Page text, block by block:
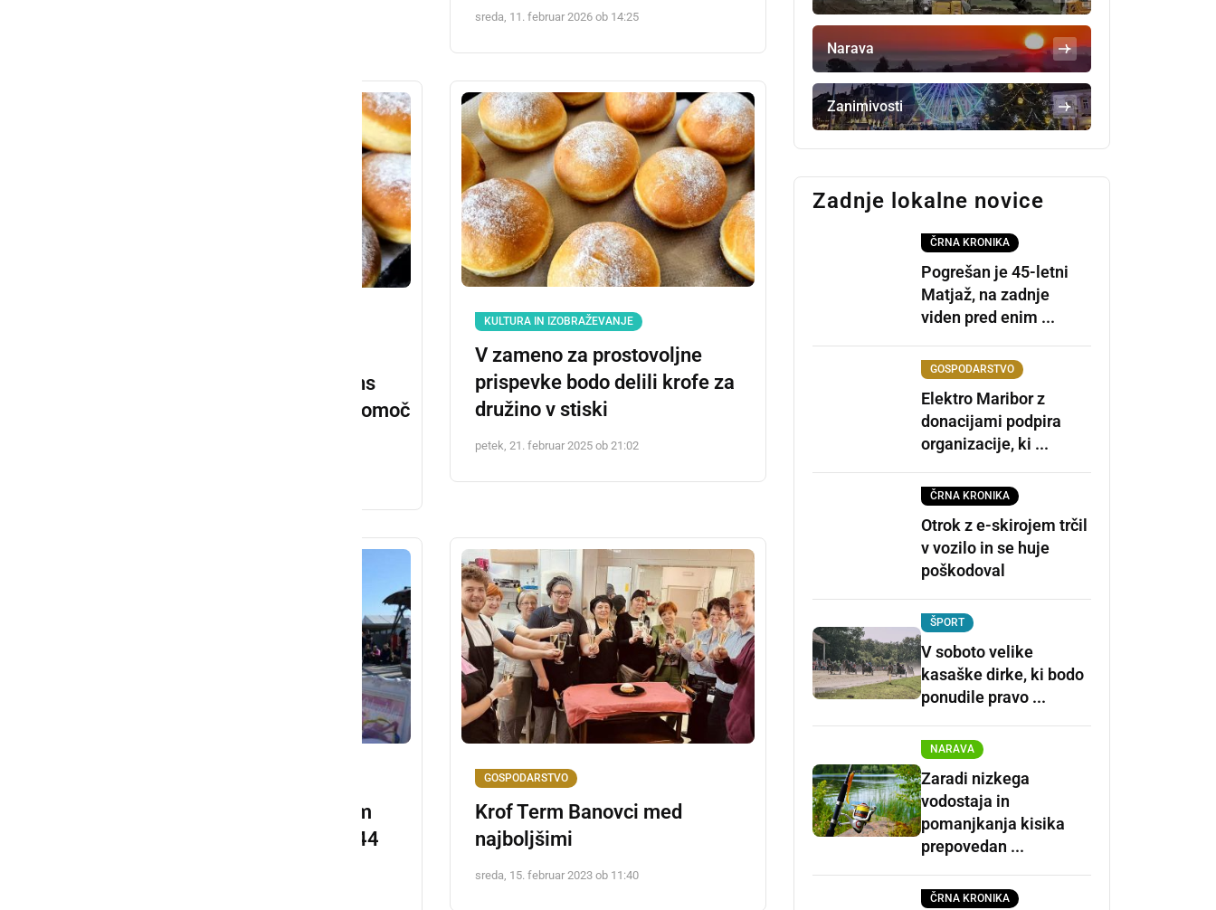
sreda, 11. februar 2026 ob 14:25
plemenitega namena, Lions
klubi zbirajo sredstva za pomoč
KULTURA IN IZOBRAŽEVANJE
V zameno za prostovoljne
prispevke bodo delili krofe za
družino v stiski
petek, 21. februar 2025 ob 21:02
S Carthagovim avtodomom
Liner for two dostavili 5.344
GOSPODARSTVO
Krof Term Banovci med
najboljšimi
sreda, 15. februar 2023 ob 11:40
Narava
Zanimivosti
Zadnje lokalne novice
ČRNA KRONIKA
Pogrešan je 45-letni
Matjaž, na zadnje
viden pred enim ...
GOSPODARSTVO
Elektro Maribor z
donacijami podpira
organizacije, ki ...
ČRNA KRONIKA
Otrok z e-skirojem trčil
v vozilo in se huje
poškodoval
ŠPORT
V soboto velike
kasaške dirke, ki bodo
ponudile pravo ...
NARAVA
Zaradi nizkega
vodostaja in
pomanjkanja kisika
prepovedan ...
ČRNA KRONIKA